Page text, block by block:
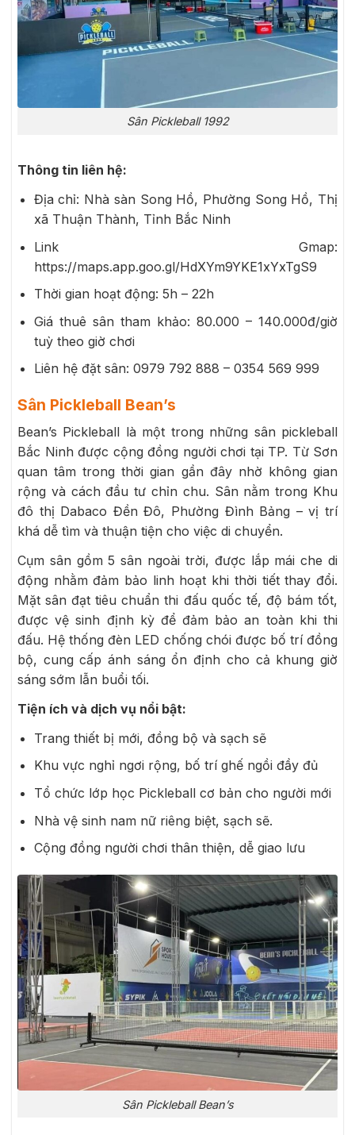
Sân Pickleball 1992
Thông tin liên hệ:
Địa chỉ: Nhà sàn Song Hồ, Phường Song Hồ, Thị
xã Thuận Thành, Tỉnh Bắc Ninh
Link Gmap:
https://maps.app.goo.gl/HdXYm9YKE1xYxTgS9
Thời gian hoạt động: 5h – 22h
Giá thuê sân tham khảo: 80.000 – 140.000đ/giờ
tuỳ theo giờ chơi
Liên hệ đặt sân: 0979 792 888 – 0354 569 999
Sân Pickleball Bean’s
Bean’s Pickleball là một trong những sân pickleball
Bắc Ninh được cộng đồng người chơi tại TP. Từ Sơn
quan tâm trong thời gian gần đây nhờ không gian
rộng và cách đầu tư chỉn chu. Sân nằm trong Khu
đô thị Dabaco Đền Đô, Phường Đình Bảng – vị trí
khá dễ tìm và thuận tiện cho việc di chuyển.
Cụm sân gồm 5 sân ngoài trời, được lắp mái che di
động nhằm đảm bảo linh hoạt khi thời tiết thay đổi.
Mặt sân đạt tiêu chuẩn thi đấu quốc tế, độ bám tốt,
được vệ sinh định kỳ để đảm bảo an toàn khi thi
đấu. Hệ thống đèn LED chống chói được bố trí đồng
bộ, cung cấp ánh sáng ổn định cho cả khung giờ
sáng sớm lẫn buổi tối.
Tiện ích và dịch vụ nổi bật:
Trang thiết bị mới, đồng bộ và sạch sẽ
Khu vực nghỉ ngơi rộng, bố trí ghế ngồi đầy đủ
Tổ chức lớp học Pickleball cơ bản cho người mới
Nhà vệ sinh nam nữ riêng biệt, sạch sẽ.
Cộng đồng người chơi thân thiện, dễ giao lưu
Sân Pickleball Bean’s